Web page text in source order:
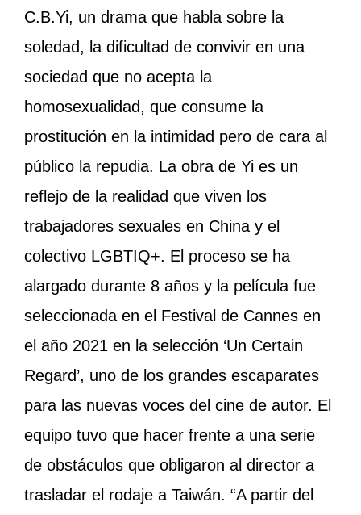
C.B.Yi, un drama que habla sobre la
soledad, la dificultad de convivir en una
sociedad que no acepta la
homosexualidad, que consume la
prostitución en la intimidad pero de cara al
público la repudia. La obra de Yi es un
reflejo de la realidad que viven los
trabajadores sexuales en China y el
colectivo LGBTIQ+. El proceso se ha
alargado durante 8 años y la película fue
seleccionada en el Festival de Cannes en
el año 2021 en la selección ‘Un Certain
Regard’, uno de los grandes escaparates
para las nuevas voces del cine de autor. El
equipo tuvo que hacer frente a una serie
de obstáculos que obligaron al director a
trasladar el rodaje a Taiwán. “A partir del